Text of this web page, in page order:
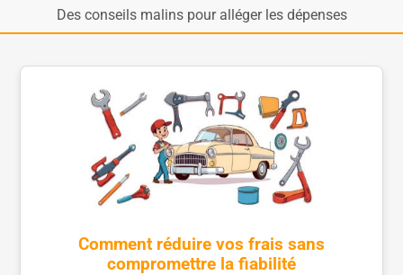
Des conseils malins pour alléger les dépenses
Comment réduire vos frais sans
compromettre la fiabilité